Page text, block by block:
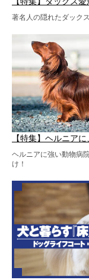
著名人の隠れたダック
【特集】ヘルニアに
ヘルニアに強い動物病
け！